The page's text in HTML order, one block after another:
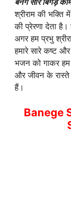
श्रीराम की
की प्रेरणा देता
अगर हम प्रभु
हमारे सारे कष्ट
भजन को गाकर
और जीवन के
हैं।
Banege